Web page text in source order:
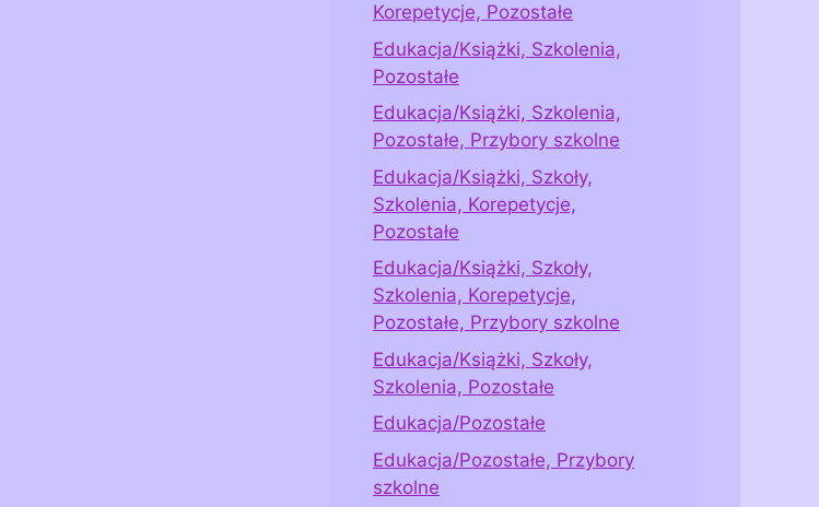
Korepetycje, Pozostałe
Edukacja/Książki, Szkolenia,
Pozostałe
Edukacja/Książki, Szkolenia,
Pozostałe, Przybory szkolne
Edukacja/Książki, Szkoły,
Szkolenia, Korepetycje,
Pozostałe
Edukacja/Książki, Szkoły,
Szkolenia, Korepetycje,
Pozostałe, Przybory szkolne
Edukacja/Książki, Szkoły,
Szkolenia, Pozostałe
Edukacja/Pozostałe
Edukacja/Pozostałe, Przybory
szkolne